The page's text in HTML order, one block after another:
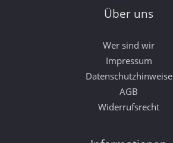
Über uns
Wer sind wir
Impressum
Datenschutzhinweise
AGB
Widerrufsrecht